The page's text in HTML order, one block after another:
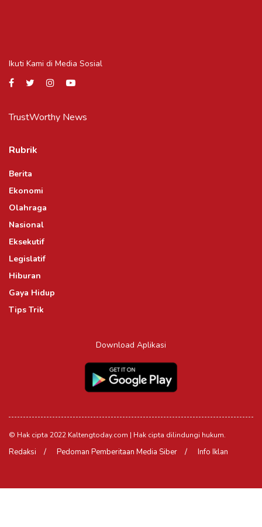
Ikuti Kami di Media Sosial
TrustWorthy News
Rubrik
Berita
Ekonomi
Olahraga
Nasional
Eksekutif
Legislatif
Hiburan
Gaya Hidup
Tips Trik
Download Aplikasi
© Hak cipta 2022 Kaltengtoday.com | Hak cipta dilindungi hukum.
Redaksi Pedoman Pemberitaan Media Siber Info Iklan